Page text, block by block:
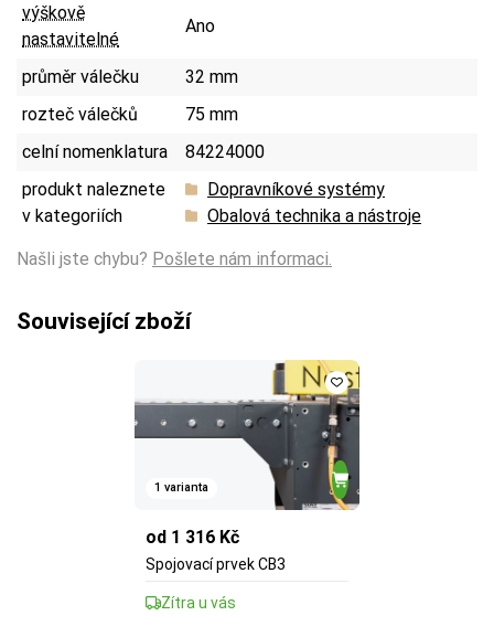
výškově
nastavitelné
Ano
průměr válečku
32 mm
rozteč válečků
75 mm
celní nomenklatura
84224000
produkt naleznete
v kategoriích
Dopravníkové systémy
Obalová technika a nástroje
Našli jste chybu? Pošlete nám informaci.
Související zboží
1 varianta
od 1 316 Kč
Spojovací prvek CB3
Zítra u vás